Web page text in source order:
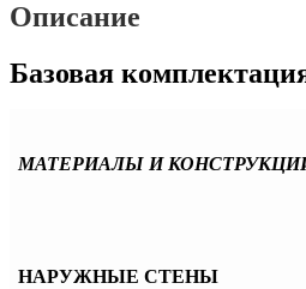
Описание
Базовая
МАТЕРИАЛЫ И
НАРУЖНЫЕ СТЕНЫ